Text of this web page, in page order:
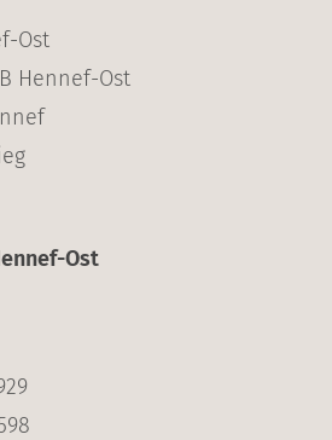
Ost
Hennef-Ost
Ost